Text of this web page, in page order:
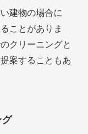
建物の場合に
ことがありま
クリーニングと
案することもあ
グ